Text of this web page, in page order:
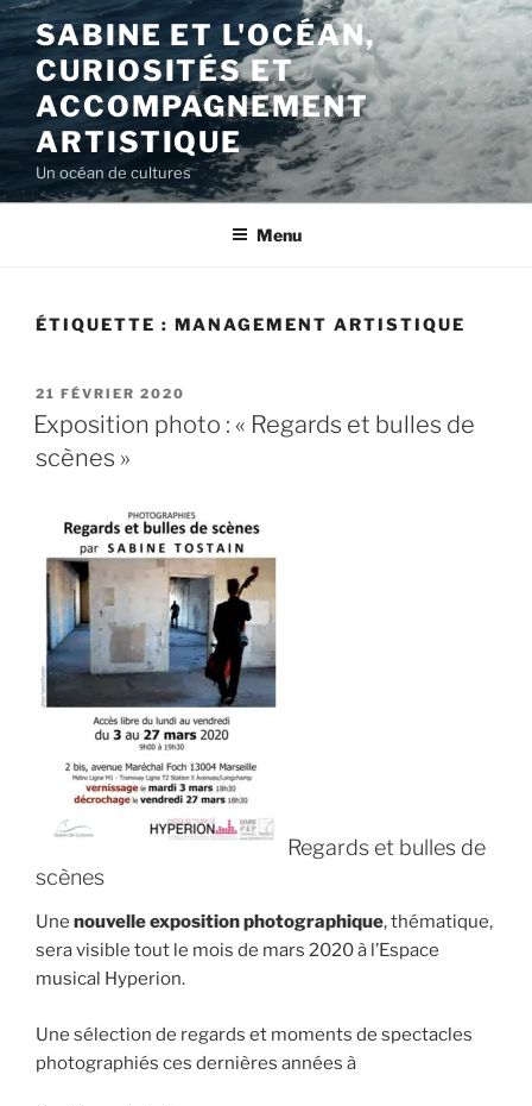
Aller
au
contenu
principal
SABINE ET L'OCÉAN,
CURIOSITÉS ET
ACCOMPAGNEMENT
ARTISTIQUE
Un océan de cultures
Menu
ÉTIQUETTE : MANAGEMENT ARTISTIQUE
PUBLIÉ
LE
21 FÉVRIER 2020
Exposition photo : « Regards et bulles de
scènes »
Regards et bulles de
scènes
Une nouvelle exposition photographique, thématique,
sera visible tout le mois de mars 2020 à l’Espace
musical Hyperion.
Une sélection de regards et moments de spectacles
photographiés ces dernières années à